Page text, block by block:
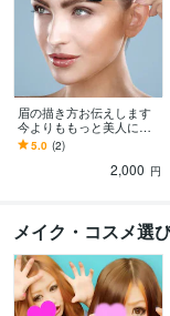
眉の描き方お伝えします
今よりももっと美人にな
れる美眉の描き方お伝え
ます！
5.0 (2)
2,000 円
メイク・コスメ選